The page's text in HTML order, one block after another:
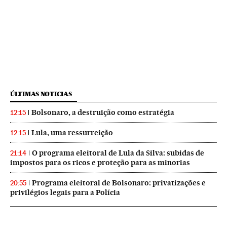
ÚLTIMAS NOTICIAS
12:15 Bolsonaro, a destruição como estratégia
12:15 Lula, uma ressurreição
21:14
O programa eleitoral de Lula da Silva: subidas de
impostos para os ricos e proteção para as minorias
20:55
Programa eleitoral de Bolsonaro: privatizações e
privilégios legais para a Polícia